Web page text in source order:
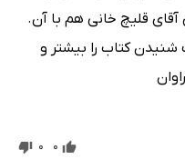
قلیچ خانی هم با آن.
شنیدن کتاب را بیشتر و
0
0